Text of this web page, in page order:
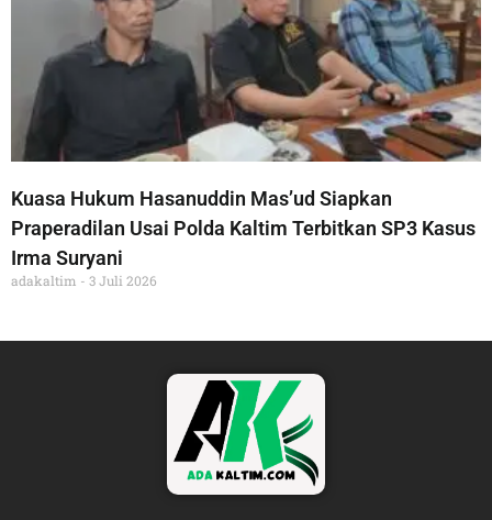
Kuasa Hukum Hasanuddin Mas’ud Siapkan
Praperadilan Usai Polda Kaltim Terbitkan SP3 Kasus
Irma Suryani
adakaltim 3 Juli 2026